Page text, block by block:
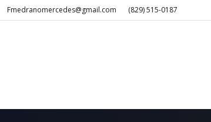
Fmedranomercedes@gmail.com (829) 515-0187